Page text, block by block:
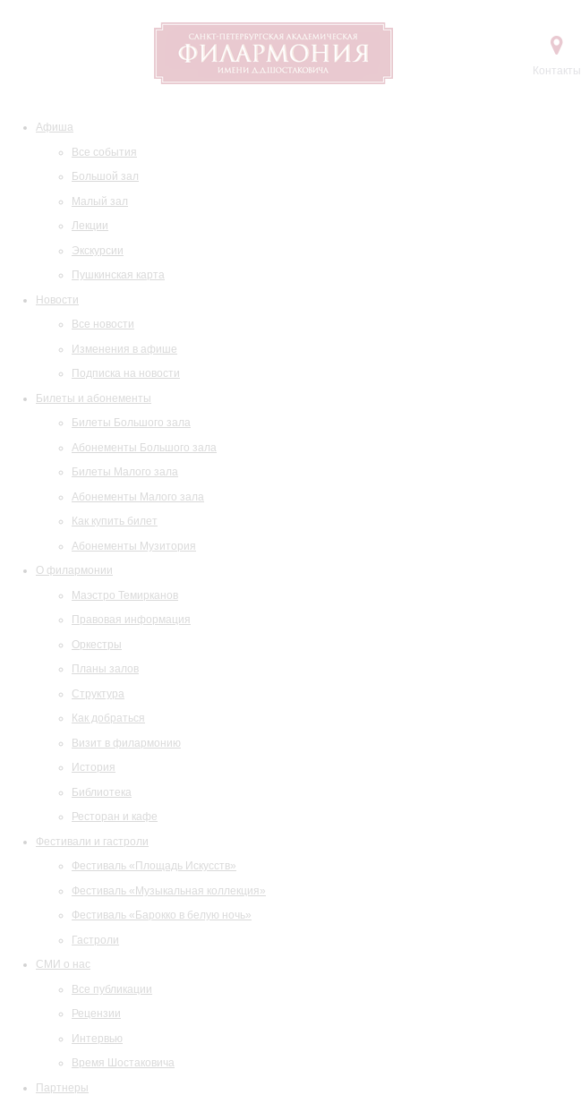
Контакты
Афиша
Все события
Большой зал
Малый зал
Лекции
Экскурсии
Пушкинская карта
Новости
Все новости
Изменения в афише
Подписка на новости
Билеты и абонементы
Билеты Большого зала
Абонементы Большого зала
Билеты Малого зала
Абонементы Малого зала
Как купить билет
Абонементы Музитория
О филармонии
Маэстро Темирканов
Правовая информация
Оркестры
Планы залов
Структура
Как добраться
Визит в филармонию
История
Библиотека
Ресторан и кафе
Фестивали и гастроли
Фестиваль «Площадь Искусств»
Фестиваль «Музыкальная коллекция»
Фестиваль «Барокко в белую ночь»
Гастроли
СМИ о нас
Все публикации
Рецензии
Интервью
Время Шостаковича
Партнеры